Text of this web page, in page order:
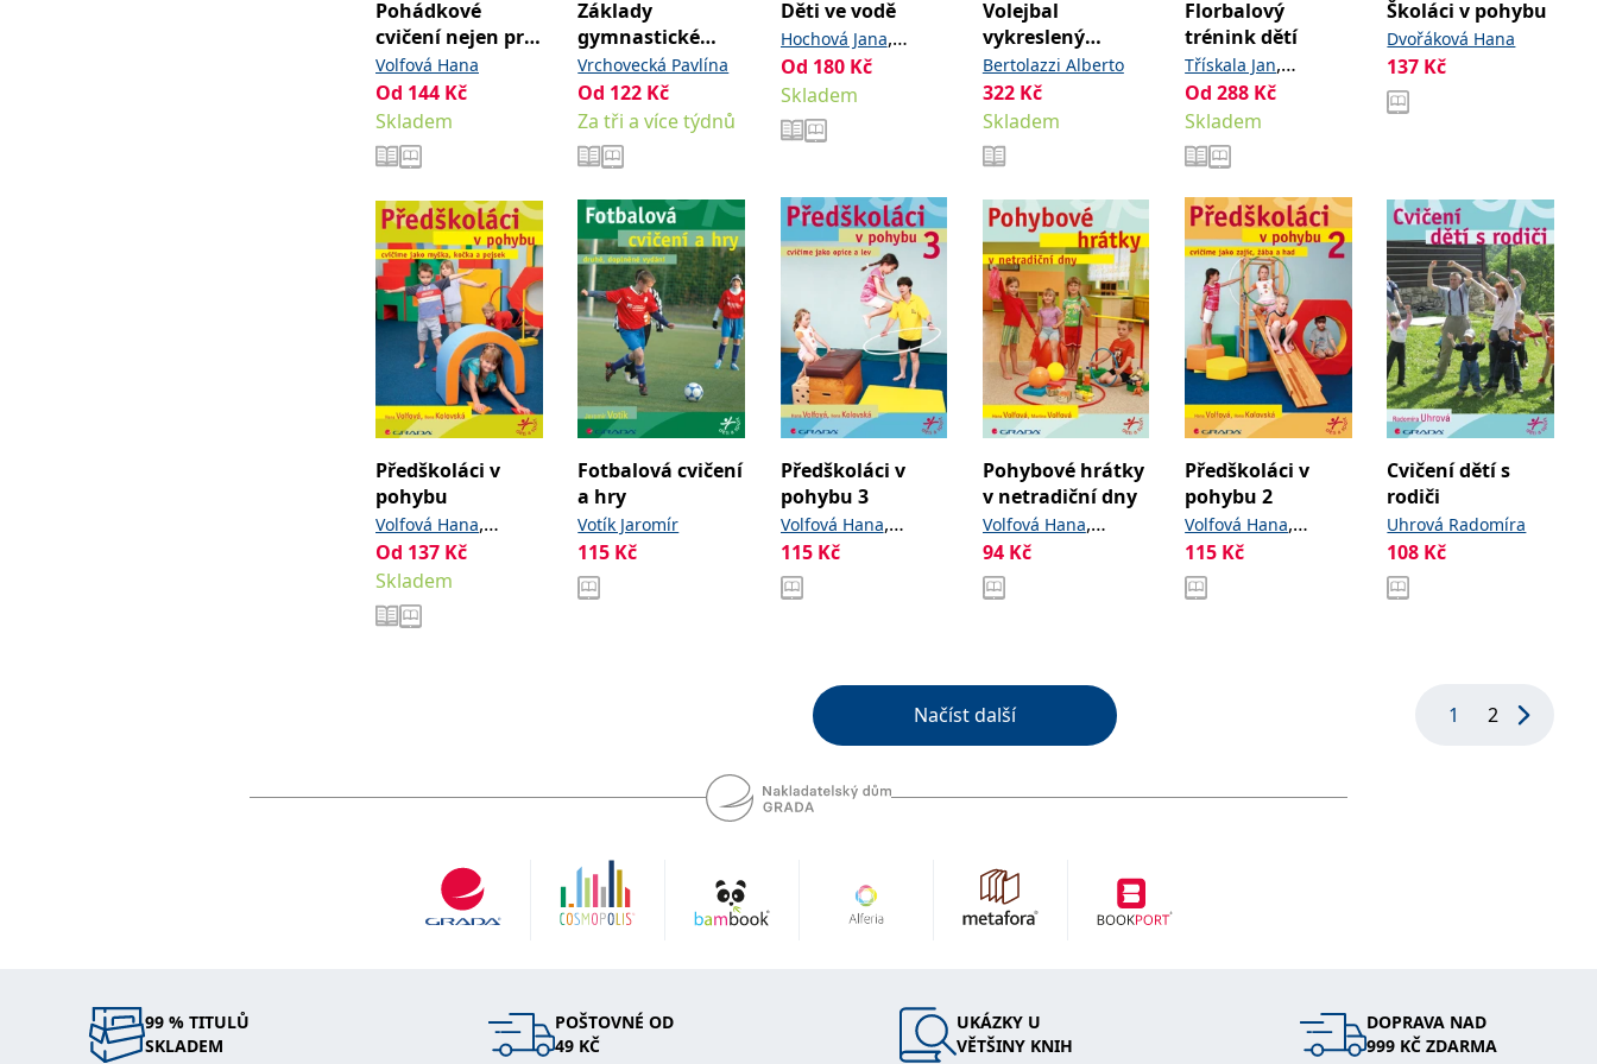
Pohádkové
cvičení nejen pro
předškoláky
Volfová Hana
Od 144 Kč
Skladem
Základy
gymnastické
přípravy dětí
Vrchovecká Pavlína
Od 122 Kč
Za tři a více týdnů
Děti ve vodě
Hochová Jana,
Smolíková Helena
Od 180 Kč
Skladem
Volejbal
vykreslený
dětem
Bertolazzi Alberto
322 Kč
Skladem
Florbalový
trénink dětí
Třískala Jan,
Lerchová Martina
Od288 Kč
Skladem
Školáci v pohybu
Dvořáková Hana
137 Kč
Předškoláci v
pohybu
Volfová Hana,
Kolovská Ilona
Od 137 Kč
Skladem
Fotbalová cvičení
a hry
Votík Jaromír
115 Kč
Předškoláci v
pohybu 3
Volfová Hana,
Kolovská Ilona
115 Kč
Pohybové hrátky
v netradiční dny
Volfová Hana,
Volfová Martina
94 Kč
Předškoláci v
pohybu 2
Volfová Hana,
Kolovská Ilona
115 Kč
Cvičení dětí s
rodiči
Uhrová Radomíra
108 Kč
Načíst další 1 2
99 % TITULŮ
SKLADEM
POŠTOVNÉ OD
49 KČ
UKÁZKY U
VĚTŠINY KNIH
DOPRAVA NAD
999 KČ ZDARMA